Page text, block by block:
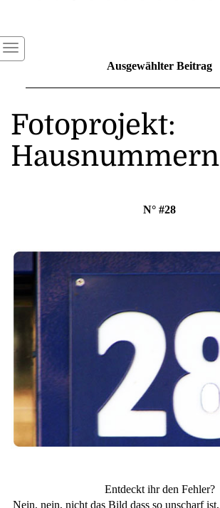
Ausgewählter Beitrag
Fotoprojekt:
N° #28
Entdeckt ihr den Fehler?
Nein, nein, nicht das Bild dass so unscharf